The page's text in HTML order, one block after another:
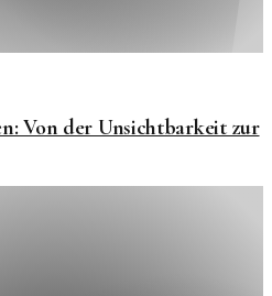
Von der Unsichtbarkeit zur